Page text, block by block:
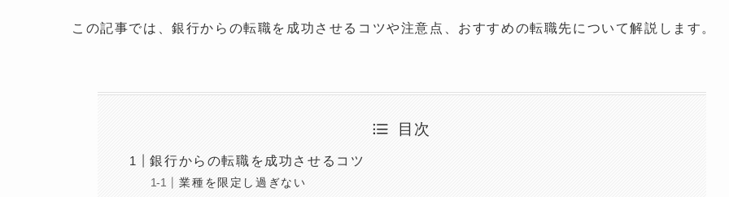
この記事では、銀行からの転職を成功させるコツや注意点、おすすめの転職先について解説します。
目次
銀行からの転職を成功させるコツ
業種を限定し過ぎない